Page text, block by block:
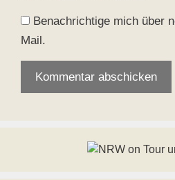
Benachrichtige mich über
Mail.